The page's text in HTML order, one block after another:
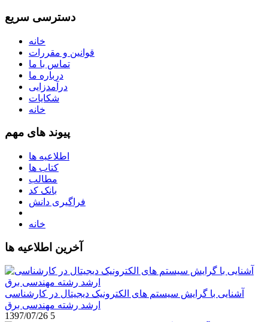
دسترسی سریع
خانه
قوانین و مقررات
تماس با ما
درباره ما
درآمدزایی
شکایات
خانه
پیوند های مهم
اطلاعیه ها
کتاب ها
مطالب
بانک کد
فراگیری دانش
خانه
آخرین اطلاعیه ها
آشنایی با گرایش سیستم های الکترونیک دیجیتال در کارشناسی
ارشد رشته مهندسی برق
1397/07/26 5